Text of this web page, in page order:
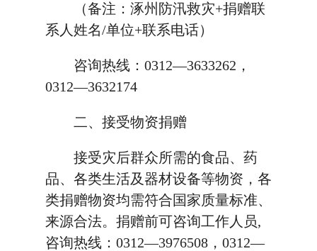
（备注：涿州防汛救灾+捐赠联
系人姓名/单位+联系电话）
咨询热线：0312—3633262，
0312—3632174
二、接受物资捐赠
接受灾后群众所需的食品、药
品、各类生活及器材设备等物资，各
类捐赠物资均需符合国家质量标准、
来源合法。捐赠前可咨询工作人员,
咨询热线：0312—3976508，0312—